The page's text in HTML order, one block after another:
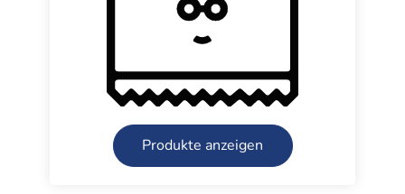
Produkte anzeigen